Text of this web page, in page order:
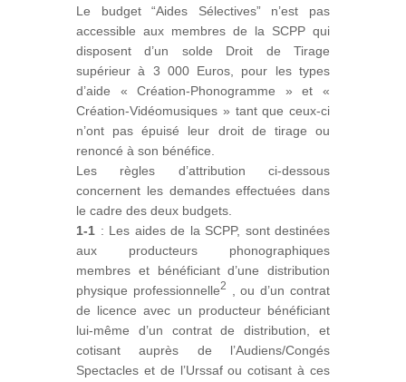
Le budget “Aides Sélectives” n’est pas
accessible aux membres de la SCPP qui
disposent d’un solde Droit de Tirage
supérieur à 3 000 Euros, pour les types
d’aide « Création-Phonogramme » et «
Création-Vidéomusiques » tant que ceux-ci
n’ont pas épuisé leur droit de tirage ou
renoncé à son bénéfice.
Les règles d’attribution ci-dessous
concernent les demandes effectuées dans
le cadre des deux budgets.
1-1 : Les aides de la SCPP, sont destinées
aux producteurs phonographiques
membres et bénéficiant d’une distribution
physique professionnelle2
, ou d’un contrat
de licence avec un producteur bénéficiant
lui-même d’un contrat de distribution, et
cotisant auprès de l’Audiens/Congés
Spectacles et de l’Urssaf ou cotisant à ces